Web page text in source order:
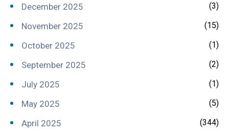
December 2025 (3)
November 2025 (15)
October 2025 (1)
September 2025 (2)
July 2025 (1)
May 2025 (5)
April 2025 (344)